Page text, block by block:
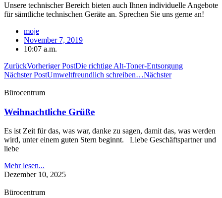
Unsere technischer Bereich bieten auch Ihnen individuelle Angebote
für sämtliche technischen Geräte an. Sprechen Sie uns gerne an!
moje
November 7, 2019
10:07 a.m.
ZurückVorheriger PostDie richtige Alt-Toner-Entsorgung
Nächster PostUmweltfreundlich schreiben…Nächster
Bürocentrum
Weihnachtliche Grüße
Es ist Zeit für das, was war, danke zu sagen, damit das, was werden
wird, unter einem guten Stern beginnt. Liebe Geschäftspartner und
liebe
Mehr lesen...
Dezember 10, 2025
Bürocentrum